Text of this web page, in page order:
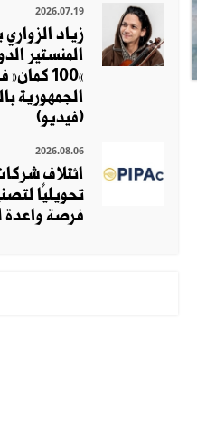
2026.07.19
زياد
المنستير
«100
الجمهورية
(فيديو)
2026.08.06
ائتلاف
تحويليًا
فرصة واعدة